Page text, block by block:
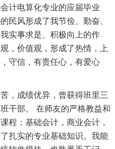
计电算化专业的应届毕业
民风形成了我节俭、勤奋、
实事求是、积极向上的作
，价值观，形成了热情，上
守信，有责任心，有爱心
，成绩优异，曾获得班里三
干部。 在师友的严格教益和
程：基础会计，商业会计，
扎实的专业基础知识。我能